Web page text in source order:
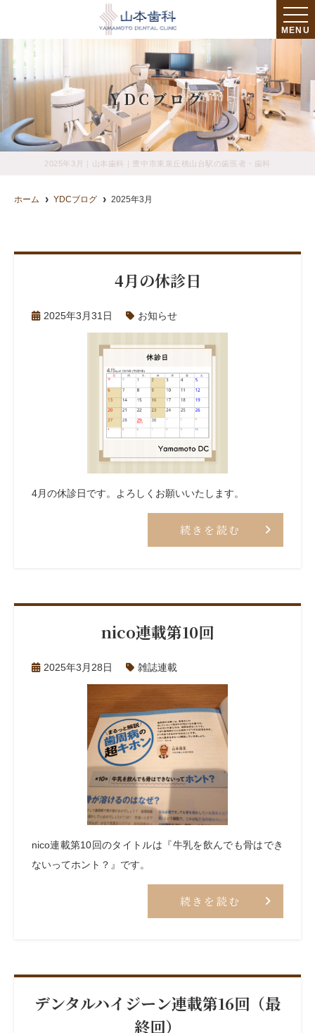
MENU
YDCブログ
2025年3月｜山本歯科｜豊中市東泉丘桃山台駅の歯医者・歯科
ホーム YDCブログ 2025年3月
4月の休診日
2025年3月31日 お知らせ
4月の休診日です。よろしくお願いいたします。
続きを読む
nico連載第10回
2025年3月28日 雑誌連載
nico連載第10回のタイトルは『牛乳を飲んでも骨はでき
ないってホント？』です。
続きを読む
デンタルハイジーン連載第16回（最
終回）